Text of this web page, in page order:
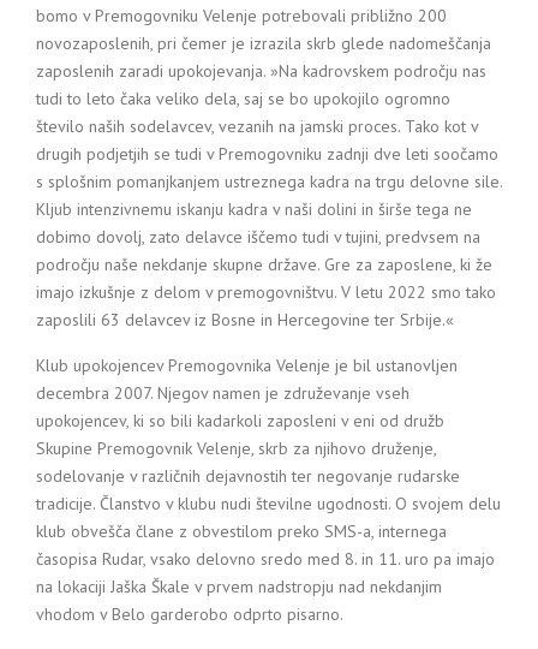
bomo v Premogovniku Velenje potrebovali približno 200
novozaposlenih, pri čemer je izrazila skrb glede nadomeščanja
zaposlenih zaradi upokojevanja. »Na kadrovskem področju nas
tudi to leto čaka veliko dela, saj se bo upokojilo ogromno
število naših sodelavcev, vezanih na jamski proces. Tako kot v
drugih podjetjih se tudi v Premogovniku zadnji dve leti soočamo
s splošnim pomanjkanjem ustreznega kadra na trgu delovne sile.
Kljub intenzivnemu iskanju kadra v naši dolini in širše tega ne
dobimo dovolj, zato delavce iščemo tudi v tujini, predvsem na
področju naše nekdanje skupne države. Gre za zaposlene, ki že
imajo izkušnje z delom v premogovništvu. V letu 2022 smo tako
zaposlili 63 delavcev iz Bosne in Hercegovine ter Srbije.«
Klub upokojencev Premogovnika Velenje je bil ustanovljen
decembra 2007. Njegov namen je združevanje vseh
upokojencev, ki so bili kadarkoli zaposleni v eni od družb
Skupine Premogovnik Velenje, skrb za njihovo druženje,
sodelovanje v različnih dejavnostih ter negovanje rudarske
tradicije. Članstvo v klubu nudi številne ugodnosti. O svojem delu
klub obvešča člane z obvestilom preko SMS-a, internega
časopisa Rudar, vsako delovno sredo med 8. in 11. uro pa imajo
na lokaciji Jaška Škale v prvem nadstropju nad nekdanjim
vhodom v Belo garderobo odprto pisarno.